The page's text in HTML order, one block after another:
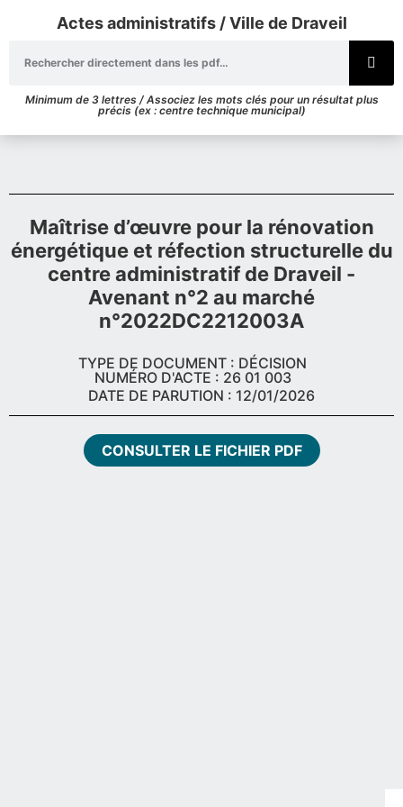
Actes administratifs / Ville de Draveil
Minimum de 3 lettres / Associez les mots clés pour un résultat plus
précis (ex : centre technique municipal)
Maîtrise d’œuvre pour la rénovation
énergétique et réfection structurelle du
centre administratif de Draveil -
Avenant n°2 au marché
n°2022DC2212003A
TYPE DE DOCUMENT : DÉCISION
NUMÉRO D'ACTE : 26 01 003
DATE DE PARUTION : 12/01/2026
CONSULTER LE FICHIER PDF